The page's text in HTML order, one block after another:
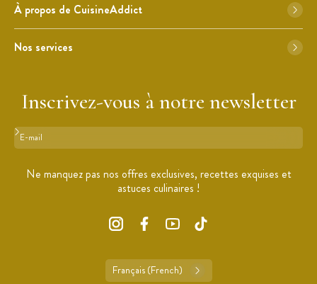
À propos de CuisineAddict
Nos services
Inscrivez-vous à notre newsletter
Format : adresse@email.com
Ne manquez pas nos offres exclusives, recettes exquises et
astuces culinaires !
Français (French)